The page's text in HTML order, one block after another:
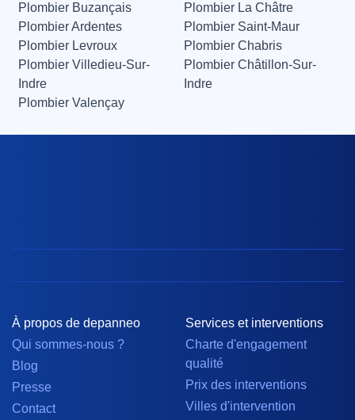
Plombier Buzançais
Plombier La Châtre
Plombier Ardentes
Plombier Saint-Maur
Plombier Levroux
Plombier Chabris
Plombier Villedieu-Sur-
Indre
Plombier Châtillon-Sur-
Indre
Plombier Valençay
À propos de depanneo
Qui sommes-nous ?
Blog
Presse
Contact
Services et interventions
Charte d'engagement
qualité
Prix des interventions
Villes d'intervention